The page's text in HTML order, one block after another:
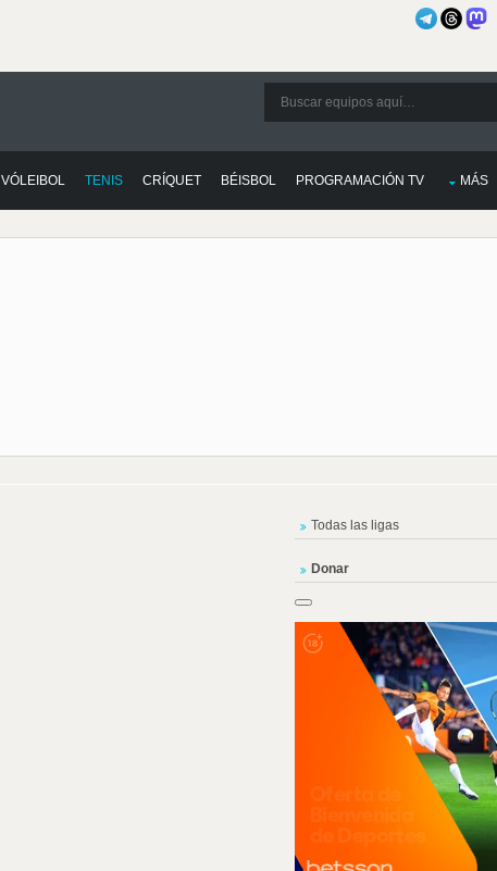
VÓLEIBOL TENIS CRÍQUET BÉISBOL PROGRAMACIÓN TV MÁS
Todas las ligas
Donar